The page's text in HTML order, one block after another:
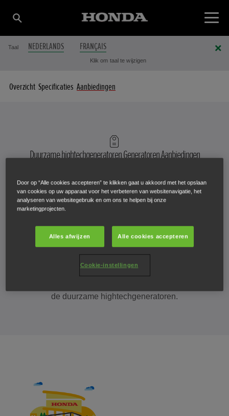
Taal NEDERLANDS FRANÇAIS
Klik om taal te wijzigen
Overzicht Specificaties Aanbiedingen
Duurzame hightechgeneratoren GeneratorenAanbiedingen
UITBREIDING VAN UW
WERKNEMERSBESTAND
de duurzame hightechgeneratoren.
Door op “Alle cookies accepteren” te klikken gaat u akkoord met het opslaan
van cookies op uw apparaat voor het verbeteren van websitenavigatie, het
analyseren van websitegebruik en om ons te helpen bij onze
marketingprojecten.
Alles afwijzen Alle cookies accepteren
Cookie-instellingen